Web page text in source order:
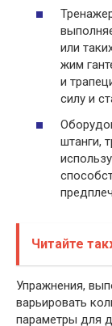
или
жим
и
силу и
штанги,
Читайте
Упражнения,
варьировать
параметры для